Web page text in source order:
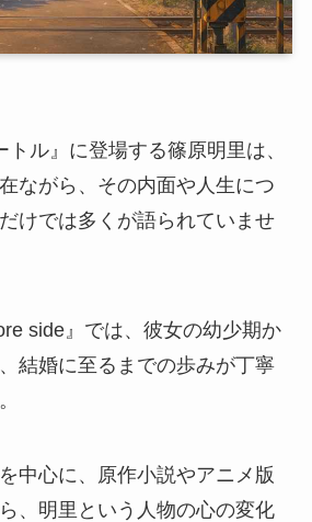
トル』に登場する篠原明里は、
ながら、その内面や人生につ
けでは多くが語られていませ
side』では、彼女の幼少期か
結婚に至るまでの歩みが丁寧
中心に、原作小説やアニメ版
、明里という人物の心の変化